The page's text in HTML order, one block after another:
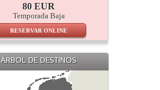
80 EUR
Temporada Baja
RESERVAR ONLINE
ÁRBOL DE DESTINOS